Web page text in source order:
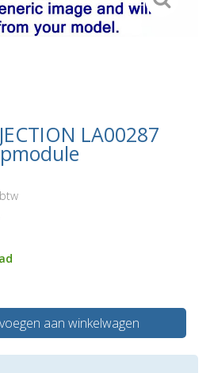
LA00287
aan winkelwagen